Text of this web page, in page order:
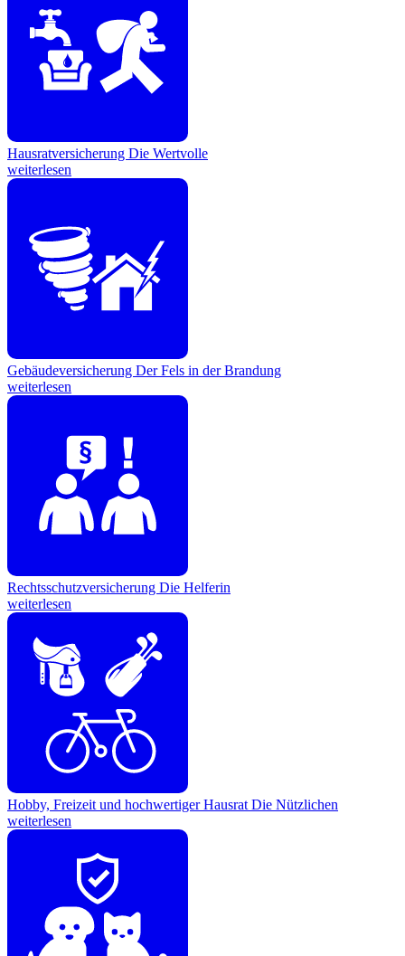
Hausratversicherung Die Wertvolle
weiterlesen
Gebäudeversicherung Der Fels in der Brandung
weiterlesen
Rechtsschutzversicherung Die Helferin
weiterlesen
Hobby, Freizeit und hochwertiger Hausrat Die Nützlichen
weiterlesen